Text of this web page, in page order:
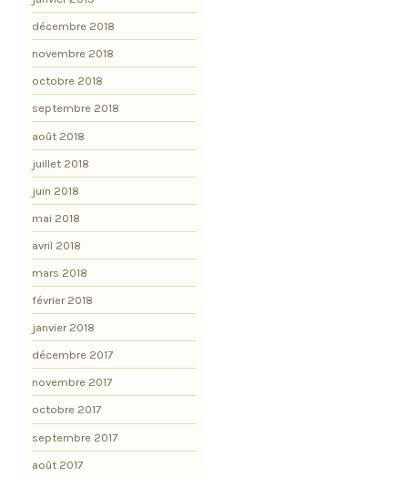
décembre 2018
novembre 2018
octobre 2018
septembre 2018
août 2018
juillet 2018
juin 2018
mai 2018
avril 2018
mars 2018
février 2018
janvier 2018
décembre 2017
novembre 2017
octobre 2017
septembre 2017
août 2017